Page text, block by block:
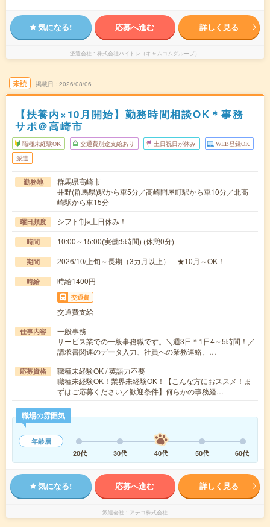
気になる! 応募へ進む 詳しく見る
派遣会社 株式会社バイトレ（キャムコムグループ）
未読 掲載日 2026/08/06
【扶養内×10月開始】勤務時間相談OK＊事務
サポ＠高崎市
職種未経験OK 交通費別途支給あり 土日祝日が休み WEB登録OK
派遣
勤務地
群馬県高崎市
井野(群馬県)駅から車5分／高崎問屋町駅から車10分／北高
崎駅から車15分
曜日頻度 シフト制※土日休み！
時間 10:00～15:00(実働:5時間) (休憩0分)
期間 2026/10/上旬～長期（3カ月以上） ★10月～OK！
時給 時給1400円
交通費
交通費支給
仕事内容
一般事務
サービス業での一般事務職です。＼週3日＊1日4～5時間！／
請求書関連のデータ入力、社員への業務連絡、…
応募資格
職種未経験OK / 英語力不要
職種未経験OK！業界未経験OK！【こんな方におススメ！ま
ずはご応募ください／歓迎条件】何らかの事務経…
職場の雰囲気
年齢層
20代
30代 40代 50代 60代
気になる! 応募へ進む 詳しく見る
派遣会社 アデコ株式会社